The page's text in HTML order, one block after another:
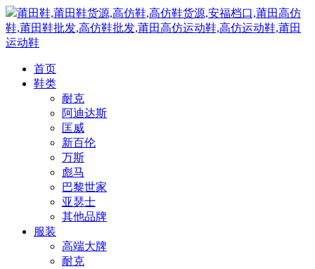
莆田鞋,莆田鞋货源,高仿鞋,高仿鞋货源,安福档口,莆田高仿
鞋,莆田鞋批发,高仿鞋批发,莆田高仿运动鞋,高仿运动鞋,莆田
运动鞋
首页
鞋类
耐克
阿迪达斯
匡威
新百伦
万斯
彪马
巴黎世家
亚瑟士
其他品牌
服装
高端大牌
耐克